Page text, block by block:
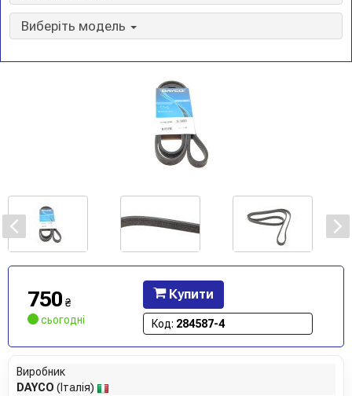
Виберіть модель
750 ₴
сьогодні
Купити
Код: 284587-4
Виробник
DAYCO (Італія)